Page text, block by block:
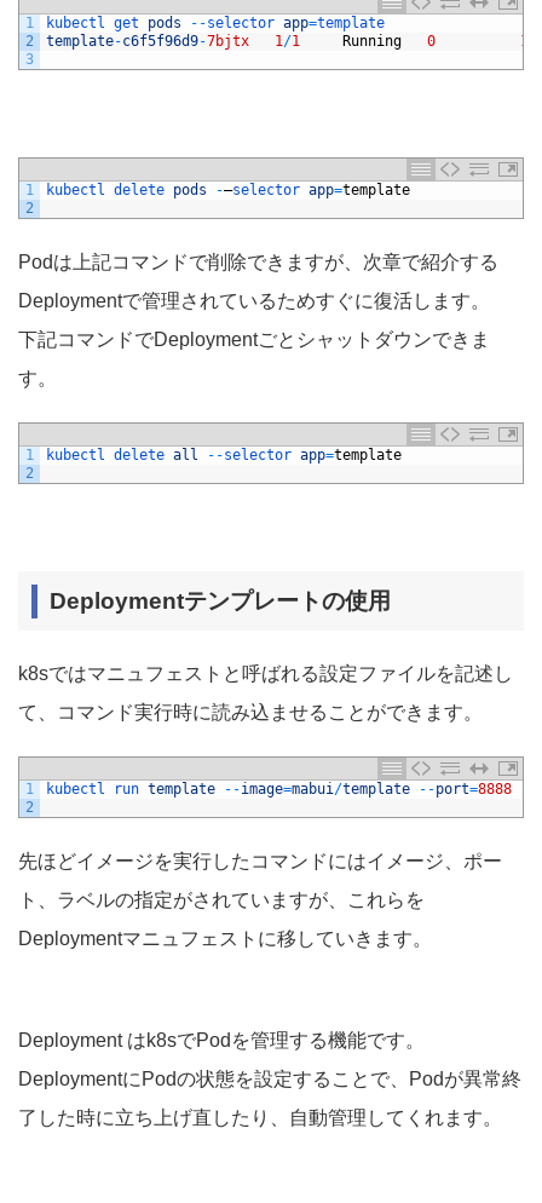
1
2
3
kubectl get pods --selector app=
template-c6f5f96d9-7bjtx 1/1 Running 0
1
2
kubectl delete pods -—selector app=template
Podは上記コマンドで削除できますが、次章で紹介する
Deploymentで管理されているためすぐに復活します。
下記コマンドでDeploymentごとシャットダウンできま
す。
1
2
kubectl delete all --selector app=template
Deploymentテンプレートの使用
k8sではマニュフェストと呼ばれる設定ファイルを記述し
て、コマンド実行時に読み込ませることができます。
1
2
kubectl run template --image=mabui/template --port=8888
先ほどイメージを実行したコマンドにはイメージ、ポー
ト、ラベルの指定がされていますが、これらを
Deploymentマニュフェストに移していきます。
Deployment はk8sでPodを管理する機能です。
DeploymentにPodの状態を設定することで、Podが異常終
了した時に立ち上げ直したり、自動管理してくれます。